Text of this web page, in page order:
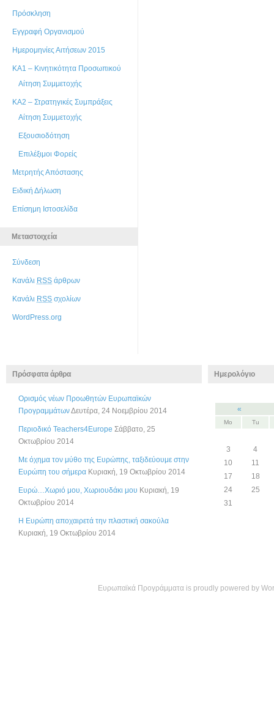
Πρόσκληση
Εγγραφή Οργανισμού
Ημερομηνίες Αιτήσεων 2015
ΚΑ1 – Κινητικότητα Προσωπικού
Αίτηση Συμμετοχής
ΚΑ2 – Στρατηγικές Συμπράξεις
Αίτηση Συμμετοχής
Εξουσιοδότηση
Επιλέξιμοι Φορείς
Μετρητής Απόστασης
Ειδική Δήλωση
Επίσημη Ιστοσελίδα
Μεταστοιχεία
Σύνδεση
Κανάλι RSS άρθρων
Κανάλι RSS σχολίων
WordPress.org
Πρόσφατα άρθρα
Ορισμός νέων Προωθητών Ευρωπαϊκών
ΠρογραμμάτωνΔευτέρα, 24 Νοεμβρίου 2014
Περιοδικό Teachers4Europe Σάββατο, 25
Οκτωβρίου 2014
Με όχημα τον μύθο της Ευρώπης, ταξιδεύουμε στην
Ευρώπη του σήμερα Κυριακή, 19 Οκτωβρίου 2014
Ευρώ…Χωριό μου, Χωριουδάκι μου Κυριακή, 19
Οκτωβρίου 2014
Η Ευρώπη αποχαιρετά την πλαστική σακούλα
Κυριακή, 19 Οκτωβρίου 2014
Ημερολόγιο
«
Mo Tu
3
4
10
11
17
18
24
25
31
Ευρωπαϊκά Προγράμματα is proudly powered by